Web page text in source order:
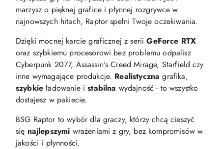
marzysz o pięknej grafice i płynnej rozgrywce w
najnowszych hitach, Raptor spełni Twoje oczekiwania.
Dzięki mocnej karcie graficznej z seriiGeForce RTX
oraz szybkiemu procesorowi bez problemu odpalisz
Cyberpunk 2077, Assassin's Creed Mirage, Starfield czy
inne wymagające produkcje. Realistyczna grafika,
szybkie ładowanie istabilna wydajność - to wszystko
dostajesz w pakiecie.
BSG Raptor to wybór dla graczy, którzy chcą cieszyć
się najlepszymi wrażeniami z gry, bez kompromisów w
jakości i płynności.